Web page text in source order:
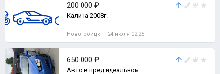
200 000 ₽
Калина 2008г.
Новотроицк 24 июля 02:25
650 000 ₽
Авто в пред идеальном